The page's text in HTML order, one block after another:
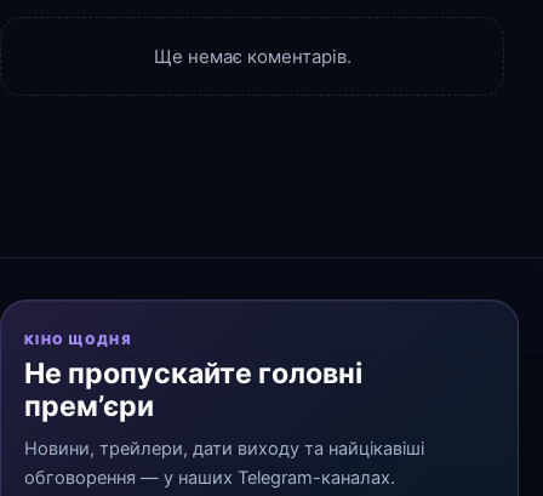
Ще немає коментарів.
КІНО ЩОДНЯ
Не пропускайте головні
прем’єри
Новини, трейлери, дати виходу та найцікавіші
обговорення — у наших Telegram-каналах.